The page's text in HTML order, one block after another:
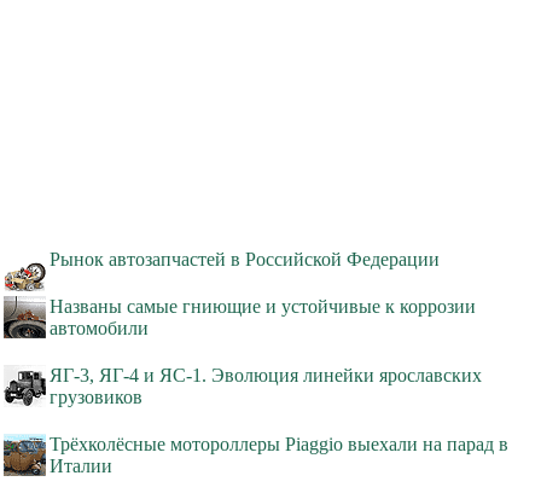
Рынок автозапчастей в Российской Федерации
Названы самые гниющие и устойчивые к коррозии
автомобили
ЯГ-3, ЯГ-4 и ЯС-1. Эволюция линейки ярославских
грузовиков
Трёхколёсные мотороллеры Piaggio выехали на парад в
Италии